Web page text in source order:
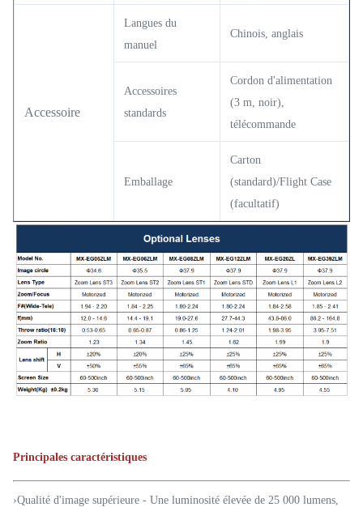
Accessoire
Langues du
manuel
Chinois, anglais
Accessoires
standards
Cordon d'alimentation
(3 m, noir),
télécommande
Emballage
Carton
(standard)/Flight Case
(facultatif)
Principales caractéristiques
›Qualité d'image supérieure - Une luminosité élevée de 25 000 lumens,